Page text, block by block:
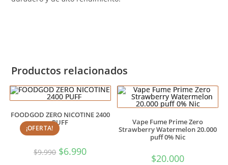
Productos relacionados
¡OFERTA!
FOODGOD ZERO NICOTINE 2400
PUFF
$9.990 $6.990
Vape Fume Prime Zero
Strawberry Watermelon 20.000
puff 0% Nic
$20.000